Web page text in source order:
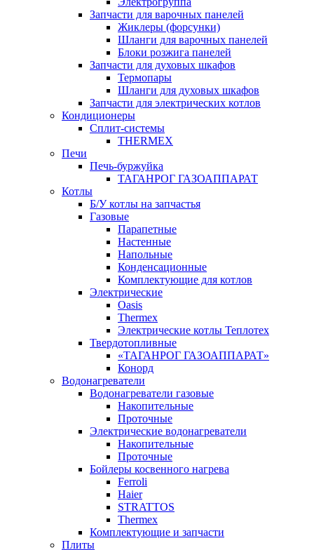
Запчасти для варочных панелей
Жиклеры (форсунки)
Шланги для варочных панелей
Блоки розжига панелей
Запчасти для духовых шкафов
Термопары
Шланги для духовых шкафов
Запчасти для электрических котлов
Кондиционеры
Сплит-системы
THERMEX
Печи
Печь-буржуйка
ТАГАНРОГ ГАЗОАППАРАТ
Котлы
Б/У котлы на запчастья
Газовые
Парапетные
Настенные
Напольные
Конденсационные
Комплектующие для котлов
Электрические
Oasis
Thermex
Электрические котлы Теплотех
Твердотопливные
«ТАГАНРОГ ГАЗОАППАРАТ»
Конорд
Водонагреватели
Водонагреватели газовые
Накопительные
Проточные
Электрические водонагреватели
Накопительные
Проточные
Бойлеры косвенного нагрева
Ferroli
Haier
STRATTOS
Thermex
Комплектующие и запчасти
Плиты